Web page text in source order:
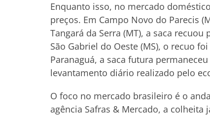
Enquanto isso, no mercado
preços. Em Campo Novo do Parecis
Tangará da Serra (MT), a saca
São Gabriel do Oeste (MS), o recuo
Paranaguá, a saca futura
levantamento diário realizado pelo
O foco no mercado brasileiro é o
agência Safras & Mercado, a colheita